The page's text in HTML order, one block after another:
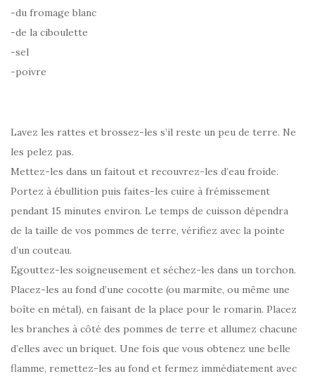
-du fromage blanc
-de la ciboulette
-sel
-poivre
Lavez les rattes et brossez-les s’il reste un peu de terre. Ne
les pelez pas.
Mettez-les dans un faitout et recouvrez-les d’eau froide.
Portez à ébullition puis faites-les cuire à frémissement
pendant 15 minutes environ. Le temps de cuisson dépendra
de la taille de vos pommes de terre, vérifiez avec la pointe
d’un couteau.
Egouttez-les soigneusement et séchez-les dans un torchon.
Placez-les au fond d’une cocotte (ou marmite, ou même une
boîte en métal), en faisant de la place pour le romarin. Placez
les branches à côté des pommes de terre et allumez chacune
d’elles avec un briquet. Une fois que vous obtenez une belle
flamme, remettez-les au fond et fermez immédiatement avec